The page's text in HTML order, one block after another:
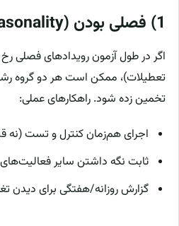
1) فصلی بودن (seasonality)
اگر در طول آزمون رویدادهای فصلی
تعطیلات)، ممکن است هر دو گروه
تخمین زده شود. راهکارهای عملی:
اجرای هم‌زمان کنترل و تست (نه
ثابت نگه داشتن سایر فعالیت‌های
گزارش روزانه/هفتگی برای دیدن